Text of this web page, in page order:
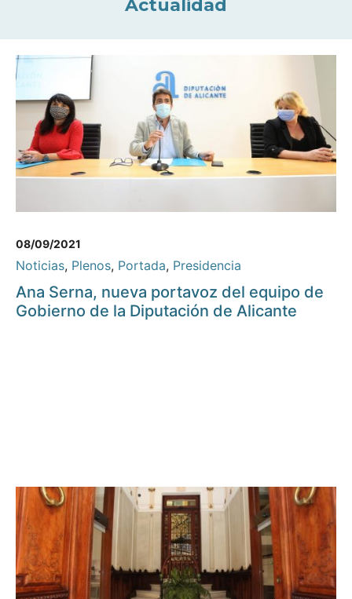
Actualidad
08/09/2021
Noticias, Plenos, Portada, Presidencia
Ana Serna, nueva portavoz del equipo de
Gobierno de la Diputación de Alicante